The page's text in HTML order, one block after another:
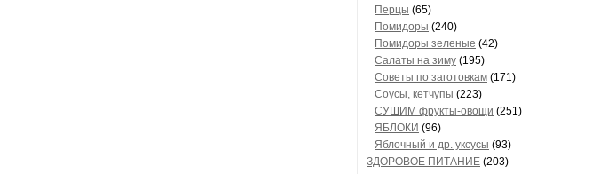
Перцы (65)
Помидоры (240)
Помидоры зеленые (42)
Салаты на зиму (195)
Советы по заготовкам (171)
Соусы, кетчупы (223)
СУШИМ фрукты-овощи (251)
ЯБЛОКИ (96)
Яблочный и др. уксусы (93)
ЗДОРОВОЕ ПИТАНИЕ (203)